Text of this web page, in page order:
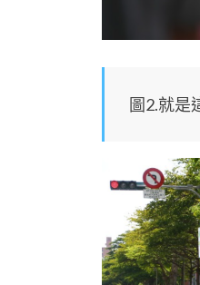
圖2.就是